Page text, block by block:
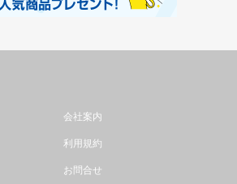
会社案内
利用規約
お問合せ